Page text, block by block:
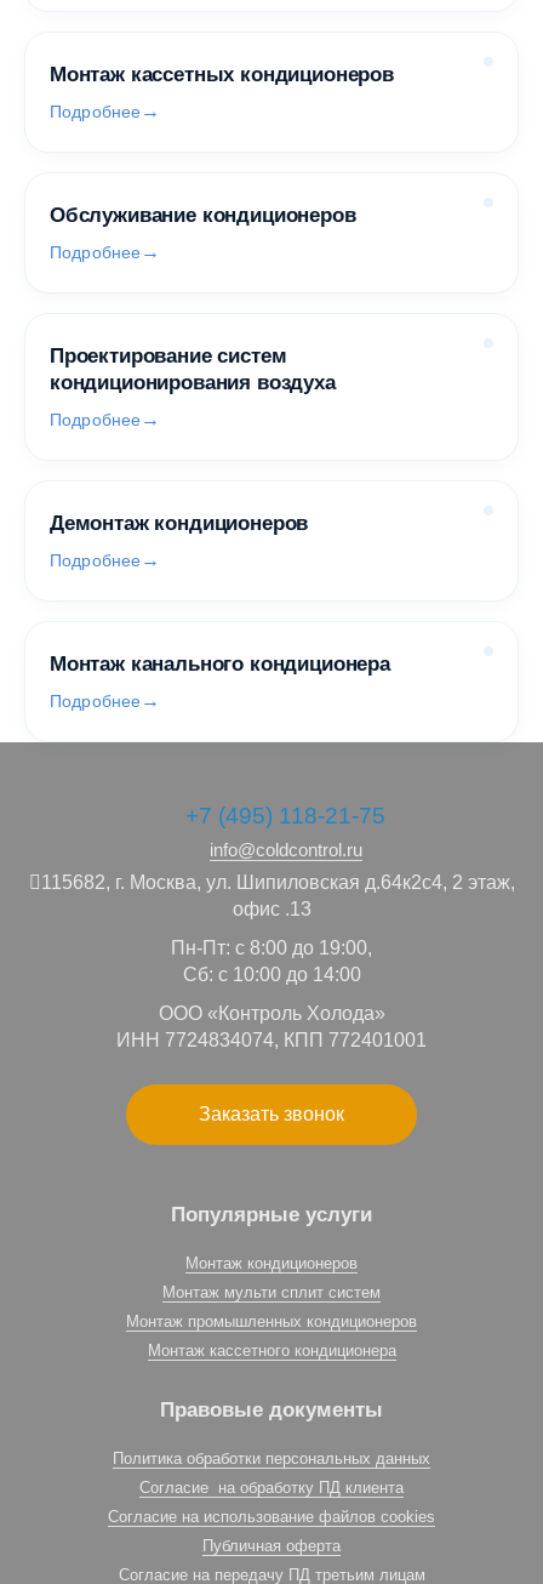
Монтаж кассетных кондиционеров
Подробнее
Обслуживание кондиционеров
Подробнее
Проектирование систем
кондиционирования воздуха
Подробнее
Демонтаж кондиционеров
Подробнее
Монтаж канального кондиционера
Подробнее
+7 (495) 118-21-75
info@coldcontrol.ru
115682, г. Москва, ул. Шипиловская д.64к2с4, 2 этаж,
офис .13
Пн-Пт: с 8:00 до 19:00,
Сб: с 10:00 до 14:00
ООО «Контроль Холода»
ИНН 7724834074, КПП 772401001
Заказать звонок
Популярные услуги
Монтаж кондиционеров
Монтаж мульти сплит систем
Монтаж промышленных кондиционеров
Монтаж кассетного кондиционера
Правовые документы
Политика обработки персональных данных
Согласие на обработку ПД клиента
Согласие на использование файлов cookies
Публичная оферта
Согласие на передачу ПД третьим лицам